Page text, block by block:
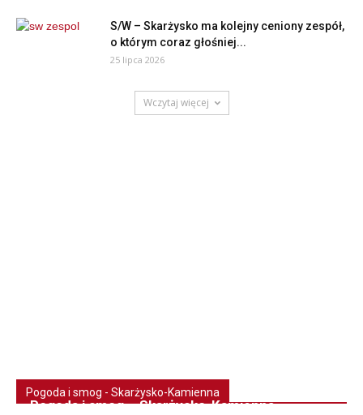
S/W – Skarżysko ma kolejny ceniony zespół,
o którym coraz głośniej...
25 lipca 2026
Wczytaj więcej
Pogoda i smog - Skarżysko-Kamienna
Pogoda i smog – Skarżysko-Kamienna